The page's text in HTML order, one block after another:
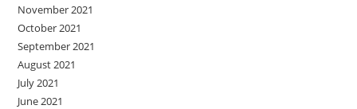
November 2021
October 2021
September 2021
August 2021
July 2021
June 2021